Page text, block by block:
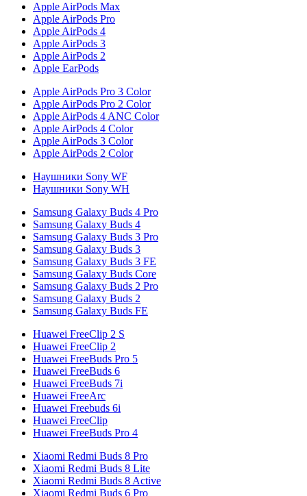
Apple AirPods Max
Apple AirPods Pro
Apple AirPods 4
Apple AirPods 3
Apple AirPods 2
Apple EarPods
Apple AirPods Pro 3 Color
Apple AirPods Pro 2 Color
Apple AirPods 4 ANC Color
Apple AirPods 4 Color
Apple AirPods 3 Color
Apple AirPods 2 Color
Наушники Sony WF
Наушники Sony WH
Samsung Galaxy Buds 4 Pro
Samsung Galaxy Buds 4
Samsung Galaxy Buds 3 Pro
Samsung Galaxy Buds 3
Samsung Galaxy Buds 3 FE
Samsung Galaxy Buds Core
Samsung Galaxy Buds 2 Pro
Samsung Galaxy Buds 2
Samsung Galaxy Buds FE
Huawei FreeClip 2 S
Huawei FreeClip 2
Huawei FreeBuds Pro 5
Huawei FreeBuds 6
Huawei FreeBuds 7i
Huawei FreeArc
Huawei Freebuds 6i
Huawei FreeClip
Huawei FreeBuds Pro 4
Xiaomi Redmi Buds 8 Pro
Xiaomi Redmi Buds 8 Lite
Xiaomi Redmi Buds 8 Active
Xiaomi Redmi Buds 6 Pro